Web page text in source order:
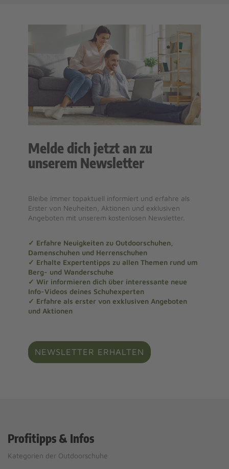
Melde dich jetzt an zu
unserem Newsletter
Bleibe immer topaktuell informiert und erfahre als
Erster von Neuheiten, Aktionen und exklusiven
Angeboten mit unserem kostenlosen Newsletter.
✓ Erfahre Neuigkeiten zu Outdoorschuhen,
Damenschuhen und Herrenschuhen
✓ Erhalte Expertentipps zu allen Themen rund um
Berg- und Wanderschuhe
✓ Wir informieren dich über interessante neue
Info-Videos deines Schuhexperten
✓ Erfahre als erster von exklusiven Angeboten
und Aktionen
NEWSLETTER ERHALTEN
Profitipps & Infos
Kategorien der Outdoorschuhe